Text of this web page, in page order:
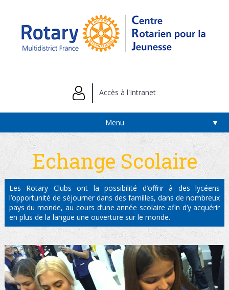
Accès à l'Intranet
Menu ▼
Echange Scolaire
Les Rotary Clubs ont la possibilité d’offrir à des lycéens
l’opportunité de séjourner dans des familles, dans de nombreux
pays du monde, au cours d’une année scolaire afin d’y acquérir
en plus de la langue une ouverture sur le monde.